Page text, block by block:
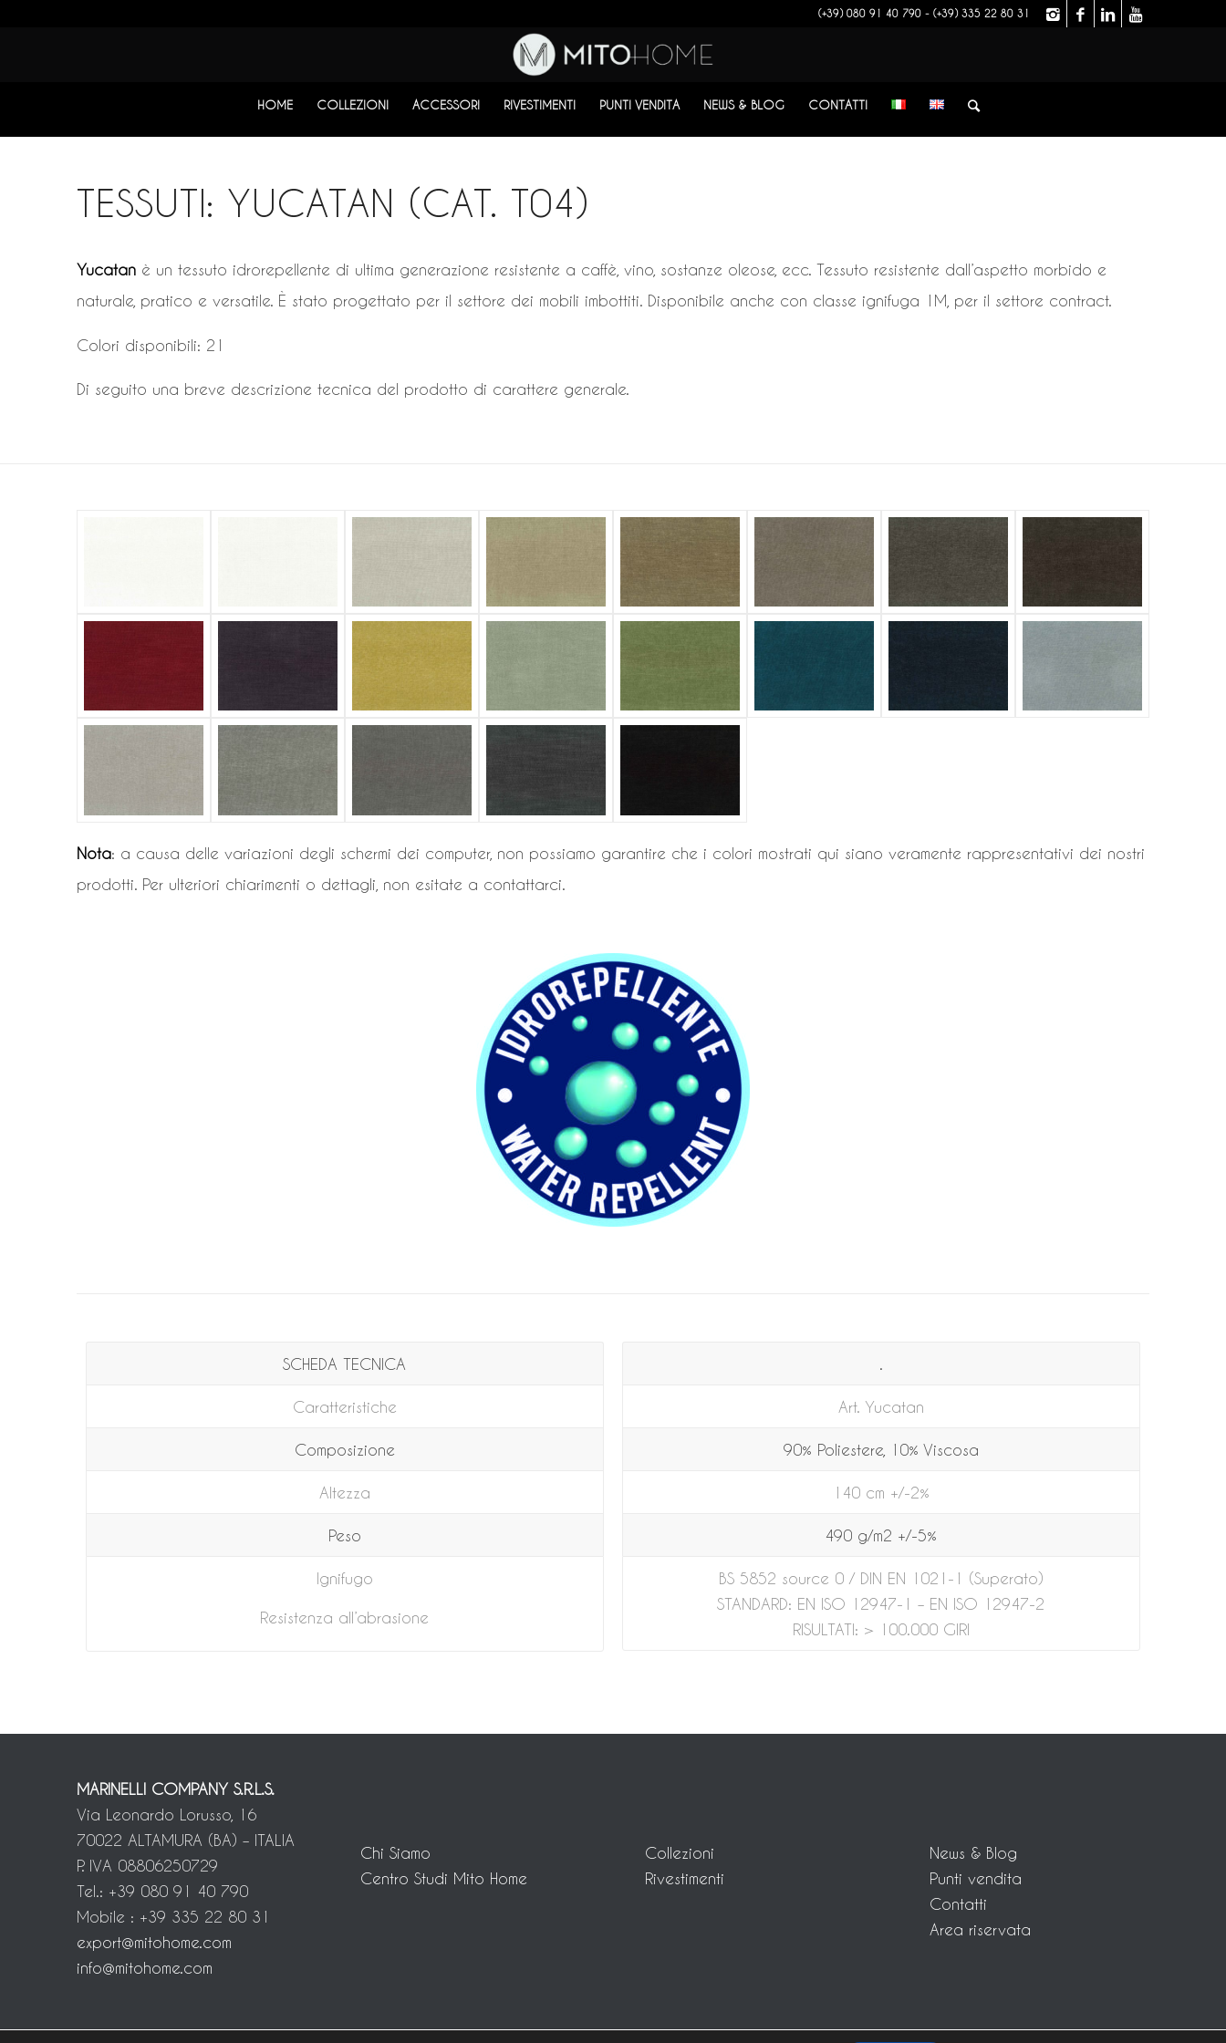
(+39) 080 91 40 790 - (+39) 335 22 80 31
HOME COLLEZIONI ACCESSORI RIVESTIMENTI PUNTI VENDITA NEWS & BLOG CONTATTI
TESSUTI: YUCATAN (CAT. T04)
Yucatanè un tessuto idrorepellente di ultima generazione resistente a caffè, vino, sostanze oleose, ecc. Tessuto resistente dall’aspetto morbido e
naturale, pratico e versatile. È stato progettato per il settore dei mobili imbottiti. Disponibile anche con classe ignifuga 1M, per il settore contract.
Colori disponibili: 21
Di seguito una breve descrizione tecnica del prodotto di carattere generale.
Nota: a causa delle variazioni degli schermi dei computer, non possiamo garantire che i colori mostrati qui siano veramente rappresentativi dei nostri
prodotti. Per ulteriori chiarimenti o dettagli, non esitate a contattarci.
SCHEDA TECNICA
Caratteristiche
Composizione
Altezza
Peso
Ignifugo
Resistenza all’abrasione
.
Art. Yucatan
90% Poliestere, 10% Viscosa
140 cm +/-2%
490 g/m2 +/-5%
BS 5852 source 0 / DIN EN 1021-1 (Superato)
STANDARD: EN ISO 12947-1 – EN ISO 12947-2
RISULTATI: > 100.000 GIRI
MARINELLI COMPANY S.R.L.S.
Via Leonardo Lorusso, 16
70022 ALTAMURA (BA) – ITALIA
P. IVA 08806250729
Tel.: +39 080 91 40 790
Mobile : +39 335 22 80 31
export@mitohome.com
info@mitohome.com
Chi Siamo
Centro Studi Mito Home
Collezioni
Rivestimenti
News & Blog
Punti vendita
Contatti
Area riservata